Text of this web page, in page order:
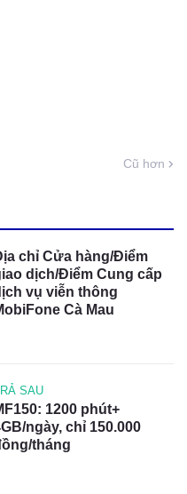
Cũ hơn
chỉ Cửa hàng/Điểm
dịch/Điểm Cung cấp
vụ viễn thông
Cà Mau
SAU
1200 phút+
ngày, chỉ 150.000
tháng